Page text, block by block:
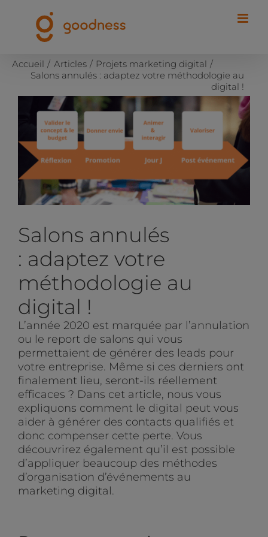
contenu
Accueil Articles
Projets marketing digital
Salons annulés : adaptez votre méthodologie au
digital !
l'image
agrandie
Salons annulés
: adaptez votre
méthodologie au
digital !
L’année 2020 est marquée par l’annulation
ou le report de salons qui vous
permettaient de générer des leads pour
votre entreprise. Même si ces derniers ont
finalement lieu, seront-ils réellement
efficaces ? Dans cet article, nous vous
expliquons comment le digital peut vous
aider à générer des contacts qualifiés et
donc compenser cette perte. Vous
découvrirez également qu’il est possible
d’appliquer beaucoup des méthodes
d’organisation d’événements au
marketing digital.